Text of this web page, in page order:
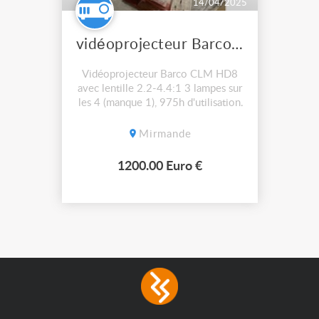
14/04/2025
vidéoprojecteur Barco CLM HD8
Vidéoprojecteur Barco CLM HD8
avec lentille 2.2-4.4:1 3 lampes sur
les 4 (manque 1), 975h d'utilisation
Mirmande
1200.00 Euro €